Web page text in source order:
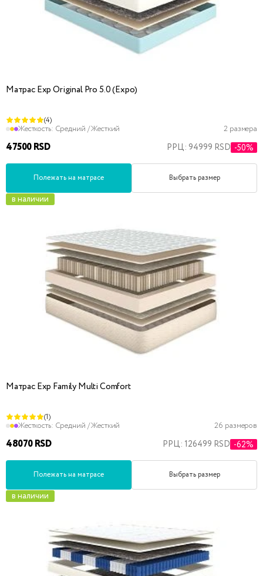
Матрас Exp Original Pro 5.0 (Expo)
(4)
Жесткость: Средний / Жесткий 2 размера
47500 RSD РРЦ: 94999 RSD -50%
Полежать на матрасе Выбрать размер
в наличии
Матрас Exp Family Multi Comfort
(1)
Жесткость: Средний / Жесткий 26 размеров
48070 RSD РРЦ: 126499 RSD -62%
Полежать на матрасе Выбрать размер
в наличии